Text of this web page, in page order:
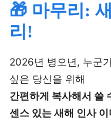
🎁 마무리:
리!
2026년 병오년, 누군
싶은 당신을 위해
간편하게 복사해서 쓸
센스 있는 새해 인사 이